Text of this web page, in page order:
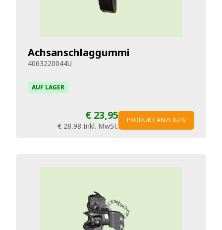
Achsanschlaggummi
4063220044U
AUF LAGER
€ 23,95
€ 28,98 Inkl. MwSt.
PRODUKT ANZEIGEN